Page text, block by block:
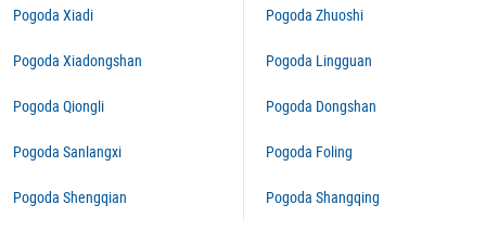
Pogoda Xiadi
Pogoda Xiadongshan
Pogoda Qiongli
Pogoda Sanlangxi
Pogoda Shengqian
Pogoda Zhuoshi
Pogoda Lingguan
Pogoda Dongshan
Pogoda Foling
Pogoda Shangqing